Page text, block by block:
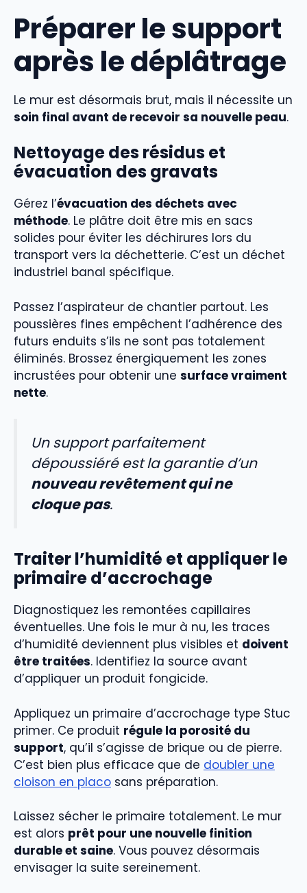
Préparer le support
après le déplâtrage
Le mur est désormais brut, mais il nécessite un
soin final avant de recevoir sa nouvelle peau.
Nettoyage des résidus et
évacuation des gravats
Gérez l’évacuation des déchets avec
méthode. Le plâtre doit être mis en sacs
solides pour éviter les déchirures lors du
transport vers la déchetterie. C’est un déchet
industriel banal spécifique.
Passez l’aspirateur de chantier partout. Les
poussières fines empêchent l’adhérence des
futurs enduits s’ils ne sont pas totalement
éliminés. Brossez énergiquement les zones
incrustées pour obtenir une surface vraiment
nette.
Un support parfaitement
dépoussiéré est la garantie d’un
nouveau revêtement qui ne
cloque pas.
Traiter l’humidité et appliquer le
primaire d’accrochage
Diagnostiquez les remontées capillaires
éventuelles. Une fois le mur à nu, les traces
d’humidité deviennent plus visibles et doivent
être traitées. Identifiez la source avant
d’appliquer un produit fongicide.
Appliquez un primaire d’accrochage type Stuc
primer. Ce produit régule la porosité du
support, qu’il s’agisse de brique ou de pierre.
C’est bien plus efficace que de doubler une
cloison en placo sans préparation.
Laissez sécher le primaire totalement. Le mur
est alors prêt pour une nouvelle finition
durable et saine. Vous pouvez désormais
envisager la suite sereinement.